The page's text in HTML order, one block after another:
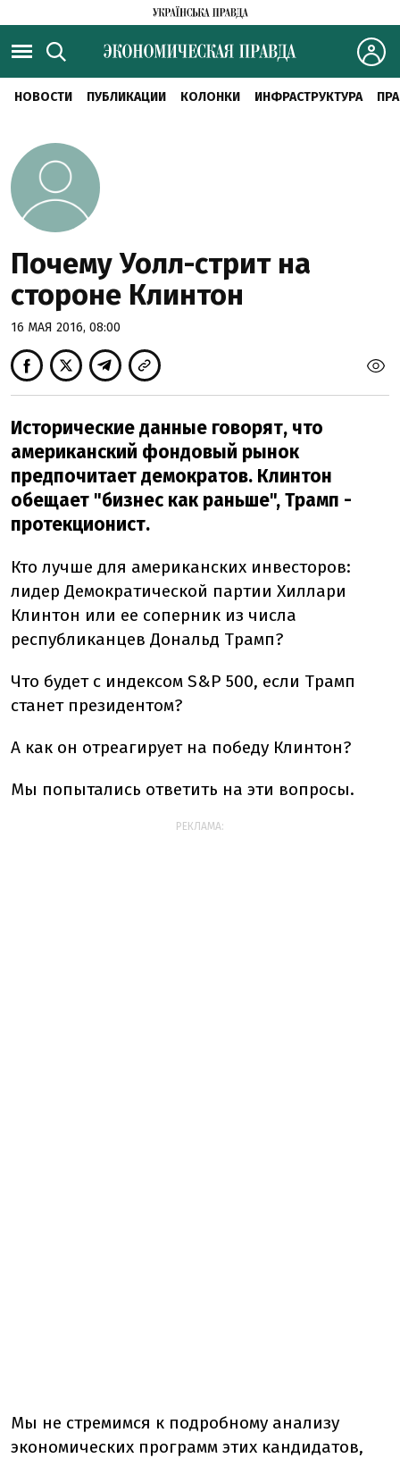
НОВОСТИ ПУБЛИКАЦИИ КОЛОНКИ ИНФРАСТРУКТУРА
Почему Уолл-стрит на
стороне Клинтон
16 МАЯ 2016, 08:00
Исторические данные говорят, что
американский фондовый рынок
предпочитает демократов. Клинтон
обещает "бизнес как раньше", Трамп -
протекционист.
Кто лучше для американских инвесторов:
лидер Демократической партии Хиллари
Клинтон или ее соперник из числа
республиканцев Дональд Трамп?
Что будет с индексом S&P 500, если Трамп
станет президентом?
А как он отреагирует на победу Клинтон?
Мы попытались ответить на эти вопросы.
РЕКЛАМА:
Мы не стремимся к подробному анализу
экономических программ этих кандидатов,